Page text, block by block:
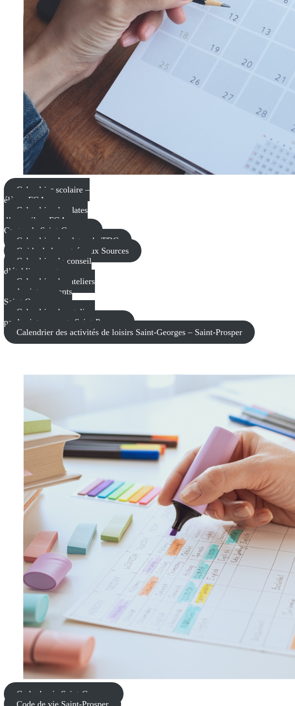
Calendrier scolaire –
élèves FGA
Calendrier des dates
d’accueil en FGA –
Centre de Saint-Georges
Calendrier des dates du TDG
Guide de la rentrée aux Sources
Calendrier du conseil
d’établissement
Calendrier des ateliers
par les intervenants
Saint-Georges
Calendrier des ateliers
par les intervenants Saint-Prosper
Calendrier des activités de loisirs Saint-Georges – Saint-Prosper
Code de vie Saint-Georges
Code de vie Saint-Prosper